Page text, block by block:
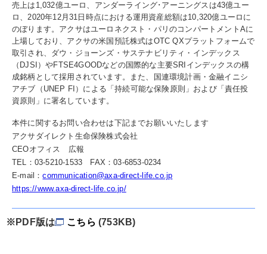
売上は1,032億ユーロ、アンダーライング･アーニングスは43億ユー
ロ、2020年12月31日時点における運用資産総額は10,320億ユーロに
のぼります。アクサはユーロネクスト・パリのコンパートメントAに
上場しており、アクサの米国預託株式はOTC QXプラットフォームで
取引され、ダウ・ジョーンズ・サステナビリティ・インデックス
（DJSI）やFTSE4GOODなどの国際的な主要SRIインデックスの構
成銘柄として採用されています。また、国連環境計画・金融イニシ
アチブ（UNEP FI）による「持続可能な保険原則」および「責任投
資原則」に署名しています。
本件に関するお問い合わせは下記までお願いいたします
アクサダイレクト生命保険株式会社
CEOオフィス 広報
TEL：03-5210-1533 FAX：03-6853-0234
E-mail：communication@axa-direct-life.co.jp
https://www.axa-direct-life.co.jp/
※PDF版は こちら (753KB)